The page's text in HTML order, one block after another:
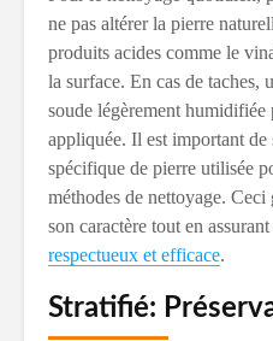
ne pas altérer la pierre
produits acides comme le
la surface. En cas de taches,
soude légèrement humidifiée
appliquée. Il est important de
spécifique de pierre utilisée
méthodes de nettoyage.
son caractère tout en assurant
respectueux et efficace.
Stratifié: